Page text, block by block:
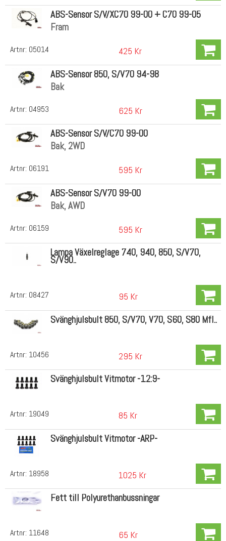
Artnr: 05014
ABS-Sensor S/V/XC70 99-00 + C70 99-05
Fram
425 Kr
Artnr: 04953
ABS-Sensor 850, S/V70 94-98
Bak
625 Kr
Artnr: 06191
ABS-Sensor S/V/C70 99-00
Bak, 2WD
595 Kr
Artnr: 06159
ABS-Sensor S/V70 99-00
Bak, AWD
595 Kr
Artnr: 08427
Lampa Växelreglage 740, 940, 850, S/V70,
S/V90..
95 Kr
Artnr: 10456
Svänghjulsbult 850, S/V70, V70, S60, S80 Mfl..
295 Kr
Artnr: 19049
Svänghjulsbult Vitmotor -12:9-
85 Kr
Artnr: 18958
Svänghjulsbult Vitmotor -ARP-
1025 Kr
Artnr: 11648
Fett till Polyurethanbussningar
65 Kr